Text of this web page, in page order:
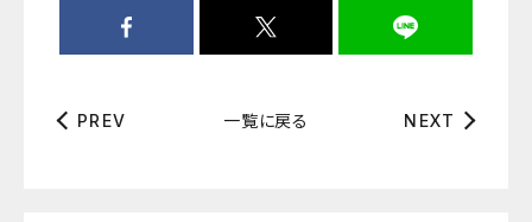
PREV 一覧に戻る NEXT